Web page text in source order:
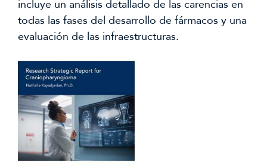
incluye un análisis detallado de las carencias en
todas las fases del desarrollo de fármacos y una
evaluación de las infraestructuras.